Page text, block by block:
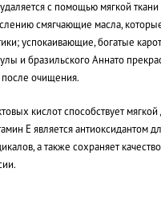
с помощью мягкой ткани
смягчающие масла,
успокаивающие, богатые
и бразильского Аннато
после очищения.
кислот способствует
Е является антиоксидантом
а также сохраняет